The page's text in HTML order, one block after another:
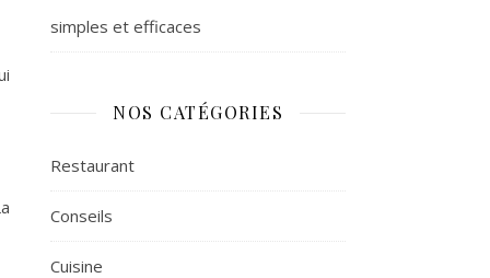
simples et efficaces
NOS CATÉGORIES
Restaurant
Conseils
Cuisine